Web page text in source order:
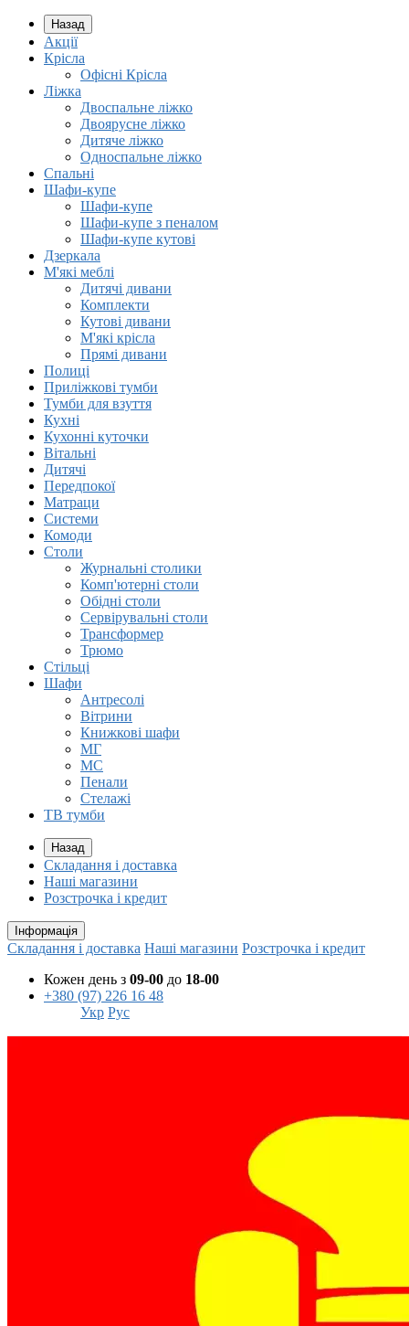
Назад
Акції
Крісла
Офісні Крісла
Ліжка
Двоспальне ліжко
Двоярусне ліжко
Дитяче ліжко
Односпальне ліжко
Спальні
Шафи-купе
Шафи-купе
Шафи-купе з пеналом
Шафи-купе кутові
Дзеркала
М'які меблі
Дитячі дивани
Комплекти
Кутові дивани
М'які крісла
Прямі дивани
Полиці
Приліжкові тумби
Тумби для взуття
Кухні
Кухонні куточки
Вітальні
Дитячі
Передпокої
Матраци
Системи
Комоди
Столи
Журнальні столики
Комп'ютерні столи
Обідні столи
Сервірувальні столи
Трансформер
Трюмо
Стільці
Шафи
Антресолi
Вітрини
Книжковi шафи
МГ
МС
Пенали
Стелажі
ТВ тумби
Назад
Складання і доставка
Наші магазини
Розстрочка і кредит
Інформація
Складання і доставка Наші магазини Розстрочка і кредит
Кожен день з 09-00 до 18-00
+380 (97) 226 16 48
Укр Рус